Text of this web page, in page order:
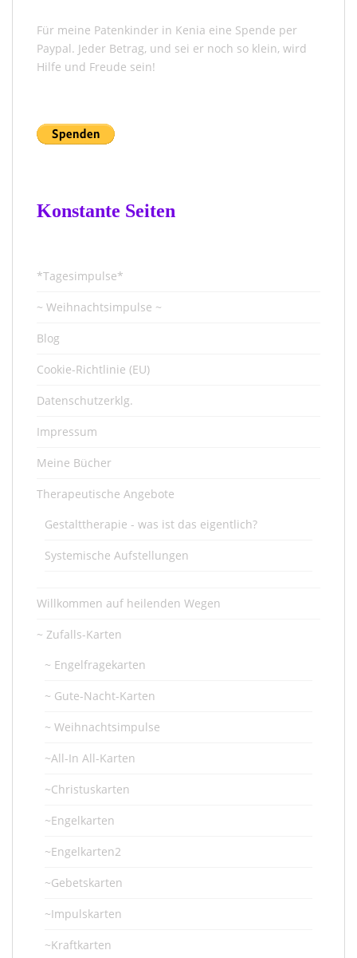
Für meine Patenkinder in Kenia eine Spende per
Paypal. Jeder Betrag, und sei er noch so klein, wird
Hilfe und Freude sein!
Konstante Seiten
*Tagesimpulse*
~ Weihnachtsimpulse ~
Blog
Cookie-Richtlinie (EU)
Datenschutzerklg.
Impressum
Meine Bücher
Therapeutische Angebote
Gestalttherapie - was ist das eigentlich?
Systemische Aufstellungen
Willkommen auf heilenden Wegen
~ Zufalls-Karten
~ Engelfragekarten
~ Gute-Nacht-Karten
~ Weihnachtsimpulse
~All-In All-Karten
~Christuskarten
~Engelkarten
~Engelkarten2
~Gebetskarten
~Impulskarten
~Kraftkarten